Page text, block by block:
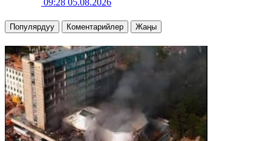
Популярдуу Коментарийлер Жаңы